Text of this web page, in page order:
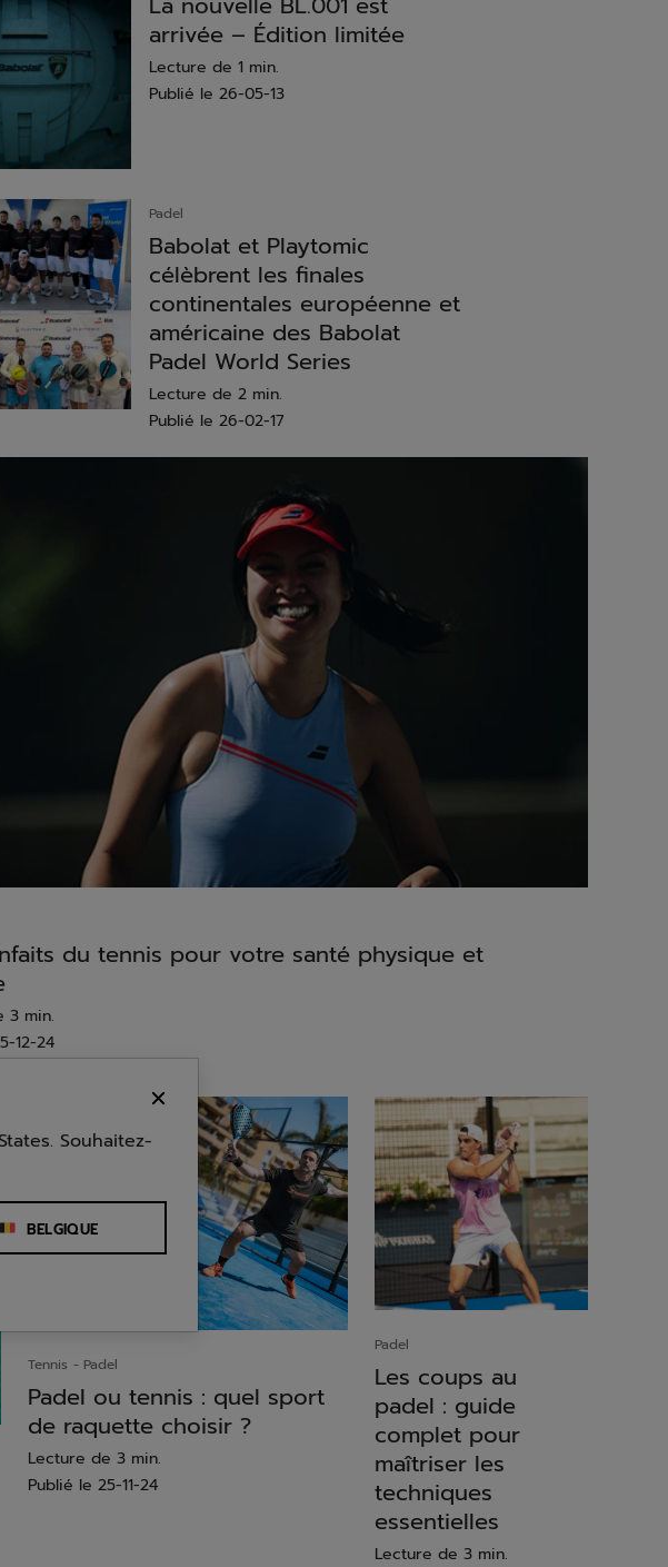
arrivée – Édition limitée
Lecture de 1 min.
Publié le 26-05-13
Padel
Babolat et Playtomic
célèbrent les finales
continentales européenne et
américaine des Babolat
Padel World Series
Lecture de 2 min.
Publié le 26-02-17
du tennis pour votre santé physique et
3 min.
12-24
Tennis Padel
Padel ou tennis : quel sport
de raquette choisir ?
Lecture de 3 min.
Publié le 25-11-24
Padel
Les coups au
padel : guide
complet pour
maîtriser les
techniques
essentielles
Lecture de 3 min.
Souhaitez-
BELGIQUE